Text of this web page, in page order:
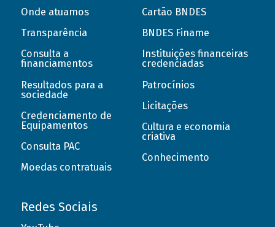
Onde atuamos
Transparência
Consulta a
financiamentos
Resultados para a
sociedade
Credenciamento de
Equipamentos
Consulta PAC
Moedas contratuais
Cartão BNDES
BNDES Finame
Instituições financeiras
credenciadas
Patrocínios
Licitações
Cultura e economia
criativa
Conhecimento
Redes Sociais